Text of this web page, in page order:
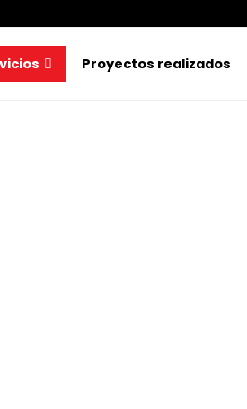
Proyectos realizados